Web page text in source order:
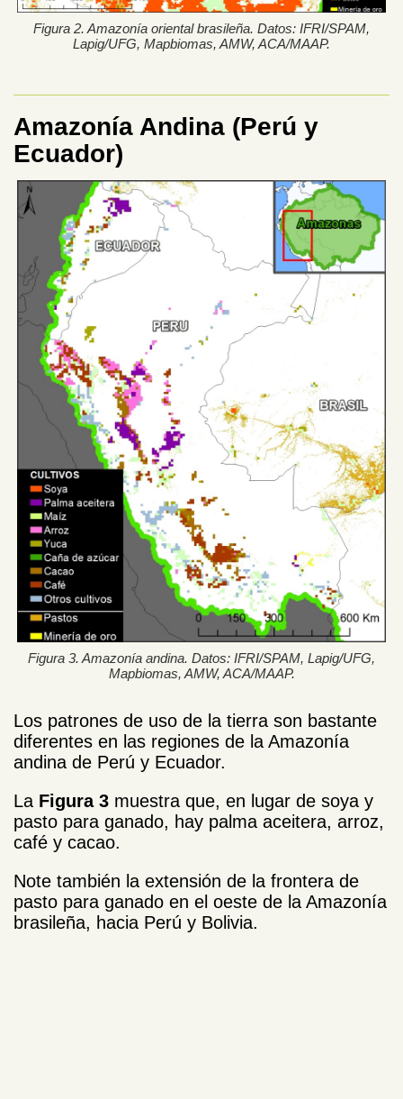
Figura 2. Amazonía oriental brasileña. Datos: IFRI/SPAM,
Lapig/UFG, Mapbiomas, AMW, ACA/MAAP.
Amazonía Andina (Perú y
Ecuador)
Figura 3. Amazonía andina. Datos: IFRI/SPAM, Lapig/UFG,
Mapbiomas, AMW, ACA/MAAP.
Los patrones de uso de la tierra son bastante
diferentes en las regiones de la Amazonía
andina de Perú y Ecuador.
La Figura 3 muestra que, en lugar de soya y
pasto para ganado, hay palma aceitera, arroz,
café y cacao.
Note también la extensión de la frontera de
pasto para ganado en el oeste de la Amazonía
brasileña, hacia Perú y Bolivia.